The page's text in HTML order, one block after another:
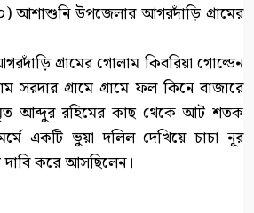
আশাশুনি উপজেলার আগরদাঁড়ি গ্রামের
গ্রামের গোলাম কিবরিয়া গোল্ডেন
সরদার গ্রামে গ্রামে ফল কিনে বাজারে
মৃত আব্দুর রহিমের কাছ থেকে আট শতক
একটি ভুয়া দলিল দেখিয়ে চাচা নূর
করে আসছিলেন।